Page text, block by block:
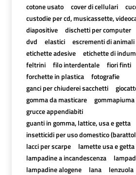
cotone usato cover di cellulari
custodie per cd, musicassette,
diapositive
dischetti per computer
dvd
elastici
escrementi di
etichette adesive
etichette di
feltrini
filo interdentale fiori finti
forchette in plastica
fotografie
ganci per chiuderei sacchetti
gomma da masticare
gommapiuma
grucce appendiabiti
guanti in gomma, lattice, usa e getta
insetticidi per uso domestico
lacci per scarpe
lamette usa e getta
lampadine a incandescenza
lampadine alogene
lana
lenzuola